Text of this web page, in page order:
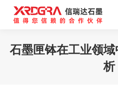
石墨匣钵在工业领
析